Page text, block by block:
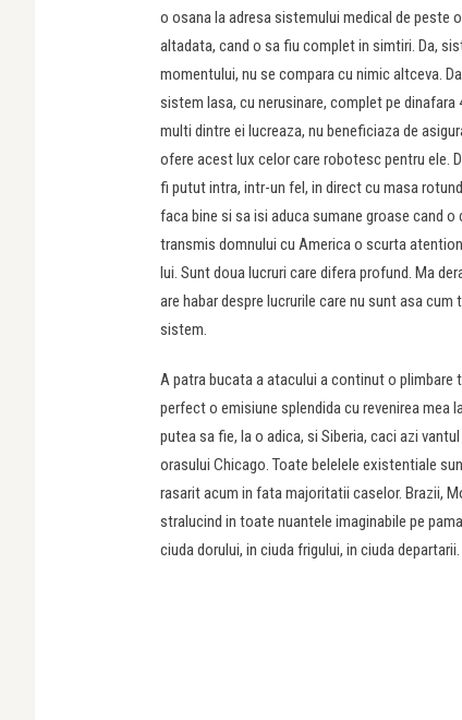
o osana la adresa sistemului medical de
altadata, cand o sa fiu complet in simtiri. Da,
momentului, nu se compara cu nimic altceva.
sistem lasa, cu nerusinare, complet pe dinafara
multi dintre ei lucreaza, nu beneficiaza de
ofere acest lux celor care robotesc pentru ele.
fi putut intra, intr-un fel, in direct cu masa
faca bine si sa isi aduca sumane groase cand
transmis domnului cu America o scurta
lui. Sunt doua lucruri care difera profund. Ma
are habar despre lucrurile care nu sunt asa
sistem.
A patra bucata a atacului a continut o plimbare
perfect o emisiune splendida cu revenirea mea
putea sa fie, la o adica, si Siberia, caci azi
orasului Chicago. Toate belelele existentiale
rasarit acum in fata majoritatii caselor. Brazii,
stralucind in toate nuantele imaginabile pe
ciuda dorului, in ciuda frigului, in ciuda departarii.